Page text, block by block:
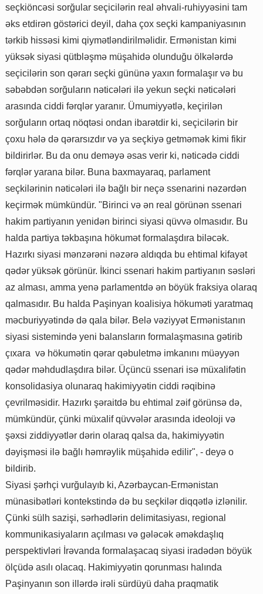
seçkiöncəsi sorğular seçicilərin real əhvali-ruhiyyəsini tam
əks etdirən göstərici deyil, daha çox seçki kampaniyasının
tərkib hissəsi kimi qiymətləndirilməlidir. Ermənistan kimi
yüksək siyasi qütbləşmə müşahidə olunduğu ölkələrdə
seçicilərin son qərarı seçki gününə yaxın formalaşır və bu
səbəbdən sorğuların nəticələri ilə yekun seçki nəticələri
arasında ciddi fərqlər yaranır. Ümumiyyətlə, keçirilən
sorğuların ortaq nöqtəsi ondan ibarətdir ki, seçicilərin bir
çoxu hələ də qərarsızdır və ya seçkiyə getməmək kimi fikir
bildirirlər. Bu da onu deməyə əsas verir ki, nəticədə ciddi
fərqlər yarana bilər. Buna baxmayaraq, parlament
seçkilərinin nəticələri ilə bağlı bir neçə ssenarini nəzərdən
keçirmək mümkündür. "Birinci və ən real görünən ssenari
hakim partiyanın yenidən birinci siyasi qüvvə olmasıdır. Bu
halda partiya təkbaşına hökumət formalaşdıra biləcək.
Hazırkı siyasi mənzərəni nəzərə aldıqda bu ehtimal kifayət
qədər yüksək görünür. İkinci ssenari hakim partiyanın səsləri
az alması, amma yenə parlamentdə ən böyük fraksiya olaraq
qalmasıdır. Bu halda Paşinyan koalisiya hökuməti yaratmaq
məcburiyyətində də qala bilər. Belə vəziyyət Ermənistanın
siyasi sistemində yeni balansların formalaşmasına gətirib
çıxara və hökumətin qərar qəbuletmə imkanını müəyyən
qədər məhdudlaşdıra bilər. Üçüncü ssenari isə müxalifətin
konsolidasiya olunaraq hakimiyyətin ciddi rəqibinə
çevrilməsidir. Hazırkı şəraitdə bu ehtimal zəif görünsə də,
mümkündür, çünki müxalif qüvvələr arasında ideoloji və
şəxsi ziddiyyətlər dərin olaraq qalsa da, hakimiyyətin
dəyişməsi ilə bağlı həmrəylik müşahidə edilir", - deyə o
bildirib.
Siyasi şərhçi vurğulayıb ki, Azərbaycan-Ermənistan
münasibətləri kontekstində də bu seçkilər diqqətlə izlənilir.
Çünki sülh sazişi, sərhədlərin delimitasiyası, regional
kommunikasiyaların açılması və gələcək əməkdaşlıq
perspektivləri İrəvanda formalaşacaq siyasi iradədən böyük
ölçüdə asılı olacaq. Hakimiyyətin qorunması halında
Paşinyanın son illərdə irəli sürdüyü daha praqmatik